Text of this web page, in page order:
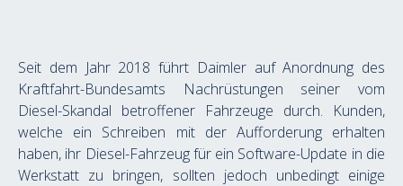
Seit dem Jahr 2018 führt Daimler auf Anordnung des
Kraftfahrt-Bundesamts Nachrüstungen seiner vom
Diesel-Skandal betroffener Fahrzeuge durch. Kunden,
welche ein Schreiben mit der Aufforderung erhalten
haben, ihr Diesel-Fahrzeug für ein Software-Update in die
Werkstatt zu bringen, sollten jedoch unbedingt einige